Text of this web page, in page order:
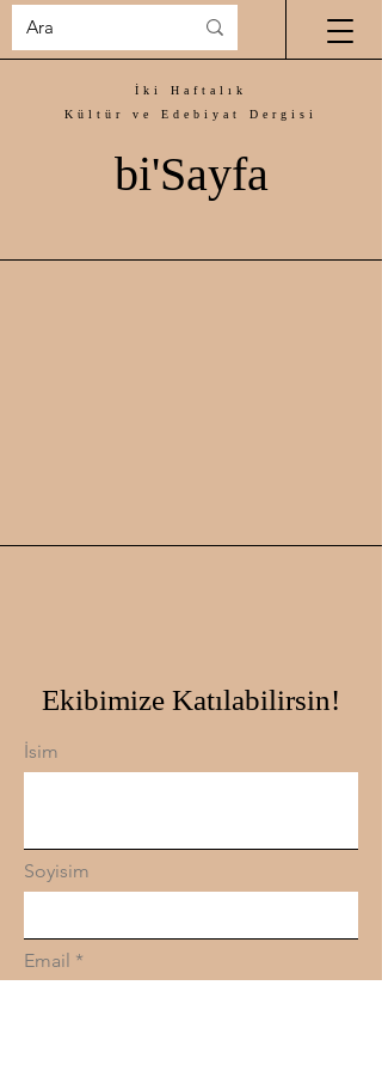
bi'Sayfa
İki Haftalık
Kültür ve Edebiyat Dergisi
Ekibimize Katılabilirsin!
İsim
Soyisim
Email